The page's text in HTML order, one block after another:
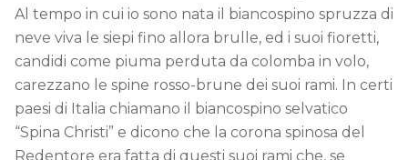
Al tempo in cui io sono nata il biancospino spruzza di
neve viva le siepi fino allora brulle, ed i suoi fioretti,
candidi come piuma perduta da colomba in volo,
carezzano le spine rosso-bru­ne dei suoi rami. In certi
paesi di Italia chiamano il biancospino selvatico
“Spina Christi” e dicono che la corona spinosa del
Redentore era fatta di questi suoi rami che, se